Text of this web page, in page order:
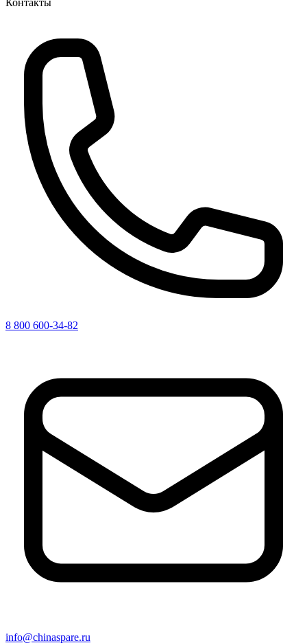
8 800 600-34-82
info@chinaspare.ru